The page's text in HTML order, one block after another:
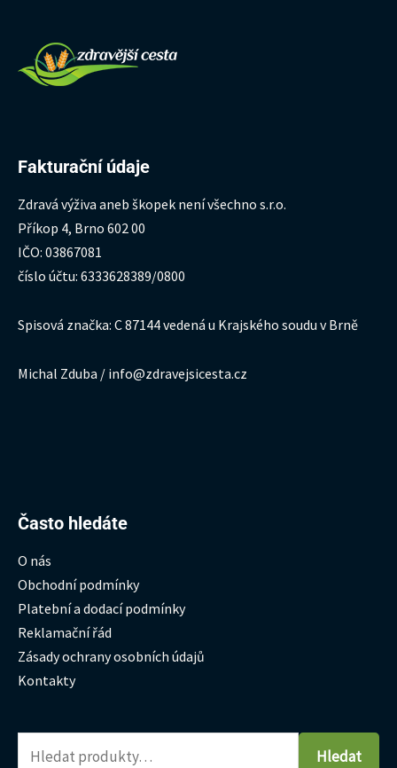
Fakturační údaje
Zdravá výživa aneb škopek není všechno s.r.o.
Příkop 4, Brno 602 00
IČO: 03867081
číslo účtu: 6333628389/0800
Spisová značka: C 87144 vedená u Krajského soudu v Brně
Michal Zduba / info@zdravejsicesta.cz
Často hledáte
O nás
Obchodní podmínky
Platební a dodací podmínky
Reklamační řád
Zásady ochrany osobních údajů
Kontakty
Hledat:
Hledat